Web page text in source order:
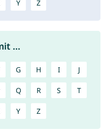
Y Z
...
G H I J
Q R S T
Y Z